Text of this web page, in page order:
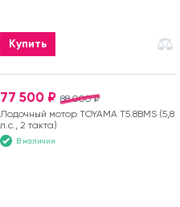
Купить
88 000 ₽
77 500 ₽
Лодочный мотор TOYAMA T5.8BMS (5,8
л.с., 2 такта)
В наличии